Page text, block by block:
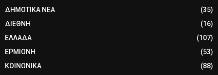
ΔΗΜΟΤΙΚΑ ΝΕΑ
(35)
ΔΙΕΘΝΗ
(16)
ΕΛΛΑΔΑ
(107)
ΕΡΜΙΟΝΗ
(53)
ΚΟΙΝΩΝΙΚΑ
(88)